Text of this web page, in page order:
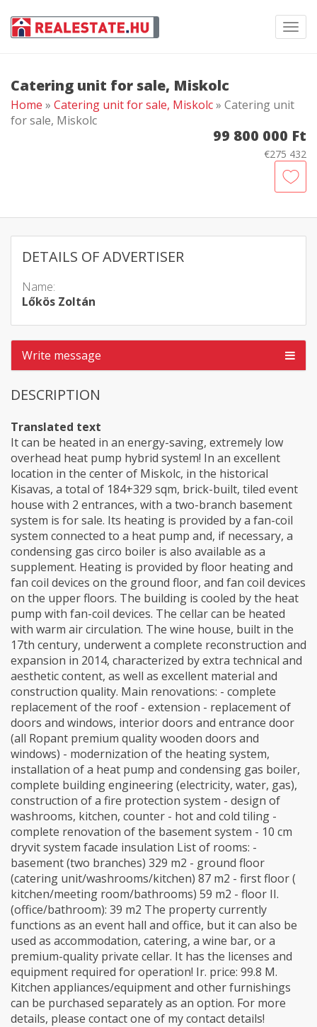
Catering unit for sale, Miskolc
Home » Catering unit for sale, Miskolc» Catering unit
for sale, Miskolc
99 800 000 Ft
€275 432
DETAILS OF ADVERTISER
Name:
Lőkös Zoltán
Write message
DESCRIPTION
Translated text
It can be heated in an energy-saving, extremely low
overhead heat pump hybrid system! In an excellent
location in the center of Miskolc, in the historical
Kisavas, a total of 184+329 sqm, brick-built, tiled event
house with 2 entrances, with a two-branch basement
system is for sale. Its heating is provided by a fan-coil
system connected to a heat pump and, if necessary, a
condensing gas circo boiler is also available as a
supplement. Heating is provided by floor heating and
fan coil devices on the ground floor, and fan coil devices
on the upper floors. The building is cooled by the heat
pump with fan-coil devices. The cellar can be heated
with warm air circulation. The wine house, built in the
17th century, underwent a complete reconstruction and
expansion in 2014, characterized by extra technical and
aesthetic content, as well as excellent material and
construction quality. Main renovations: - complete
replacement of the roof - extension - replacement of
doors and windows, interior doors and entrance door
(all Ropant premium quality wooden doors and
windows) - modernization of the heating system,
installation of a heat pump and condensing gas boiler,
complete building engineering (electricity, water, gas),
construction of a fire protection system - design of
washrooms, kitchen, counter - hot and cold tiling -
complete renovation of the basement system - 10 cm
dryvit system facade insulation List of rooms: -
basement (two branches) 329 m2 - ground floor
(catering unit/washrooms/kitchen) 87 m2 - first floor (
kitchen/meeting room/bathrooms) 59 m2 - floor II.
(office/bathroom): 39 m2 The property currently
functions as an event hall and office, but it can also be
used as accommodation, catering, a wine bar, or a
premium-quality private cellar. It has the licenses and
equipment required for operation! Ir. price: 99.8 M.
Kitchen appliances/equipment and other furnishings
can be purchased separately as an option. For more
details, please contact one of my contact details!